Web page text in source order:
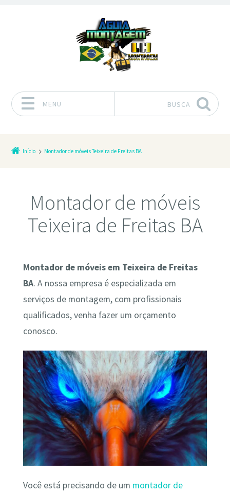
MENU BUSCA
Início Montador de móveis Teixeira de Freitas BA
Montador de móveis
Teixeira de Freitas BA
Montador de móveis em Teixeira de Freitas
BA. A nossa empresa é especializada em
serviços de montagem, com profissionais
qualificados, venha fazer um orçamento
conosco.
Você está precisando de um montador de